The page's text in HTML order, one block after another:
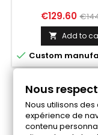
Price
€129.60
 Add to
 Custom
Nous
Nous utilisons
expérience de
contenu